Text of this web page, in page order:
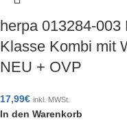
herpa 013284-
Klasse Kombi mit
NEU + OVP
17,99€ inkl. MWSt.
In den Warenkorb